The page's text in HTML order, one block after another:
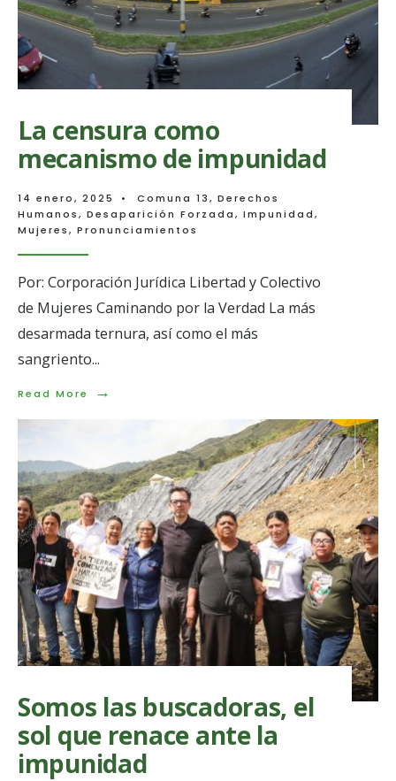
La censura como
mecanismo de impunidad
14 enero, 2025 • Comuna 13, Derechos
Humanos, Desaparición Forzada, Impunidad,
Mujeres, Pronunciamientos
Por: Corporación Jurídica Libertad y Colectivo
de Mujeres Caminando por la Verdad La más
desarmada ternura, así como el más
sangriento...
Read More →
Read
mecanismo
de
impunidad
Somos las buscadoras, el
sol que renace ante la
impunidad